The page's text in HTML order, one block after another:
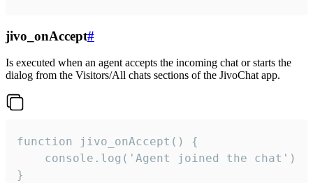
jivo_onAccept#
Is executed when an agent accepts the incoming chat or starts the
dialog from the Visitors/All chats sections of the JivoChat app.
function jivo_onAccept() {
}